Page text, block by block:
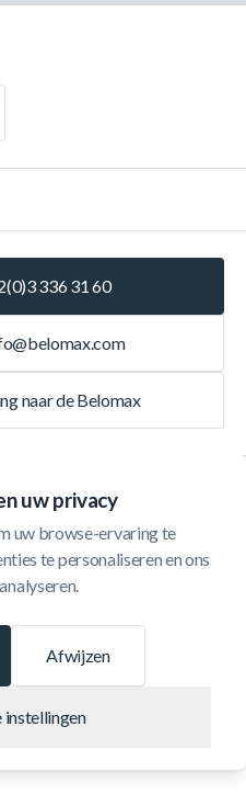
uw privacy
uw browse-ervaring te
te personaliseren en ons
Afwijzen
instellingen
336 31 60
naar de Belomax